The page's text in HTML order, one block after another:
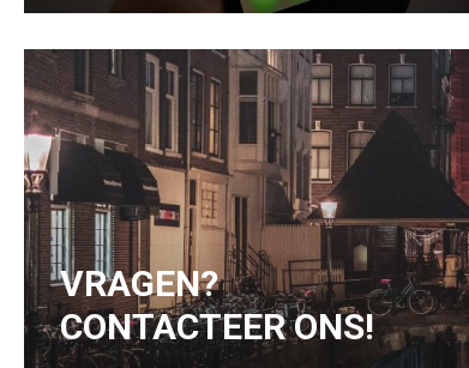
Buiten het adverteren op Funda en ons eigen
zoekersbestand, adverteren wij jouw woning
ook op social media waardoor het bereik veel
hoger wordt.
VRAGEN?
CONTACTEER ONS!